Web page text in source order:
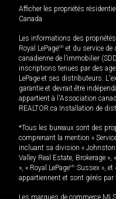
Afficher les propriétés
Canada
Les informations des
Royal LePageMD et du service
canadienne de l’immobilier
inscriptions tenues par des
LePage et ses distributeurs.
garantie et devrait être
appartient à l'Association
REALTOR.ca Installation de
*Tous les bureaux sont des
comprenant la mention «
incluant sa division « Johnston
Valley Real Estate, Brokerage »,
», « Royal LePageMD Sussex »,
appartiennent et sont gérés par
Les marques de commerce